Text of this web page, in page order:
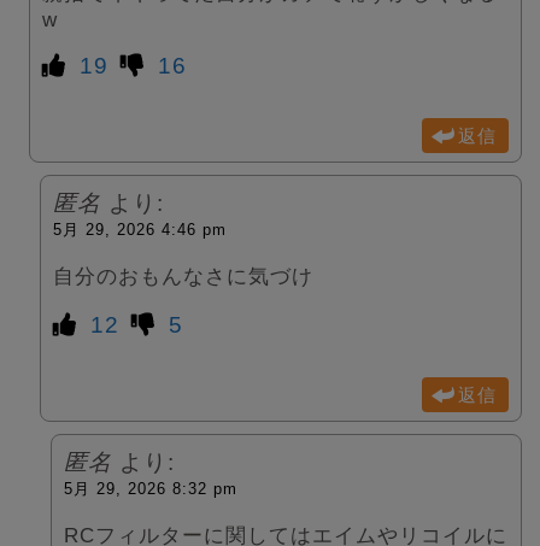
w
19 16
返信
匿名 より:
5月 29, 2026 4:46 pm
自分のおもんなさに気づけ
12 5
返信
匿名 より:
5月 29, 2026 8:32 pm
RCフィルターに関してはエイムやリコイルに